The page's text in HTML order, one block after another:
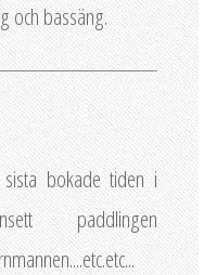
och bassäng.
bokade tiden i
paddlingen